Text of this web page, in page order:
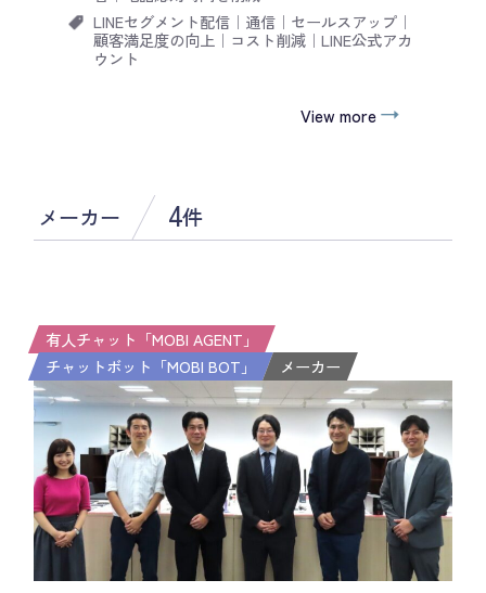
LINEセグメント配信｜ 通信｜ セールスアップ｜
顧客満足度の向上｜ コスト削減｜ LINE公式アカ
ウント
View more
メーカー 4件
有人チャット「MOBI AGENT」
チャットボット「MOBI BOT」
メーカー